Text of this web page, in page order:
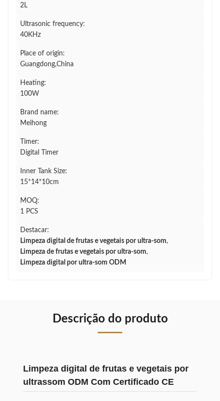
2L
Ultrasonic frequency:
40KHz
Place of origin:
Guangdong,China
Heating:
100W
Brand name:
Meihong
Timer:
Digital Timer
Inner Tank Size:
15*14*10cm
MOQ:
1 PCS
Destacar:
Limpeza digital de frutas e vegetais por ultra-som,
Limpeza de frutas e vegetais por ultra-som,
Limpeza digital por ultra-som ODM
Descrição do produto
Limpeza digital de frutas e vegetais por
ultrassom ODM Com Certificado CE